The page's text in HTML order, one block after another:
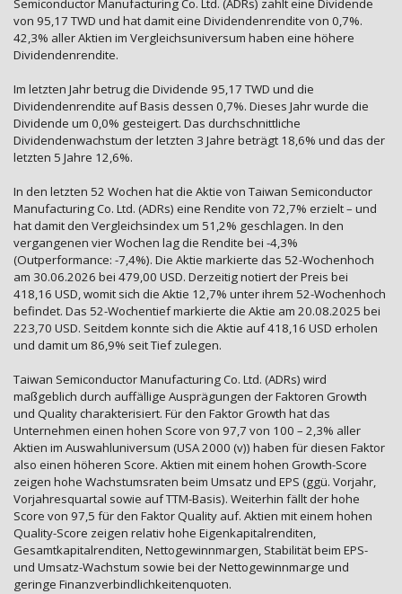
Semiconductor Manufacturing Co. Ltd. (ADRs) zahlt eine Dividende
von 95,17 TWD und hat damit eine Dividendenrendite von 0,7%.
42,3% aller Aktien im Vergleichsuniversum haben eine höhere
Dividendenrendite.
Im letzten Jahr betrug die Dividende 95,17 TWD und die
Dividendenrendite auf Basis dessen 0,7%. Dieses Jahr wurde die
Dividende um 0,0% gesteigert. Das durchschnittliche
Dividendenwachstum der letzten 3 Jahre beträgt 18,6% und das der
letzten 5 Jahre 12,6%.
In den letzten 52 Wochen hat die Aktie von Taiwan Semiconductor
Manufacturing Co. Ltd. (ADRs) eine Rendite von 72,7% erzielt – und
hat damit den Vergleichsindex um 51,2% geschlagen. In den
vergangenen vier Wochen lag die Rendite bei -4,3%
(Outperformance: -7,4%). Die Aktie markierte das 52-Wochenhoch
am 30.06.2026 bei 479,00 USD. Derzeitig notiert der Preis bei
418,16 USD, womit sich die Aktie 12,7% unter ihrem 52-Wochenhoch
befindet. Das 52-Wochentief markierte die Aktie am 20.08.2025 bei
223,70 USD. Seitdem konnte sich die Aktie auf 418,16 USD erholen
und damit um 86,9% seit Tief zulegen.
Taiwan Semiconductor Manufacturing Co. Ltd. (ADRs) wird
maßgeblich durch auffällige Ausprägungen der Faktoren Growth
und Quality charakterisiert. Für den Faktor Growth hat das
Unternehmen einen hohen Score von 97,7 von 100 – 2,3% aller
Aktien im Auswahluniversum (USA 2000 (v)) haben für diesen Faktor
also einen höheren Score. Aktien mit einem hohen Growth-Score
zeigen hohe Wachstumsraten beim Umsatz und EPS (ggü. Vorjahr,
Vorjahresquartal sowie auf TTM-Basis). Weiterhin fällt der hohe
Score von 97,5 für den Faktor Quality auf. Aktien mit einem hohen
Quality-Score zeigen relativ hohe Eigenkapitalrenditen,
Gesamtkapitalrenditen, Nettogewinnmargen, Stabilität beim EPS-
und Umsatz-Wachstum sowie bei der Nettogewinnmarge und
geringe Finanzverbindlichkeitenquoten.